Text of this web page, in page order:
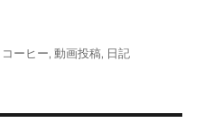
カ
コーヒー,動画投稿, 日記